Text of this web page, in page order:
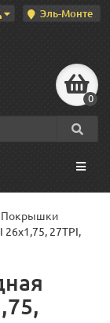
Эль-Монте
0
Покрышки
26x1,75, 27TPI,